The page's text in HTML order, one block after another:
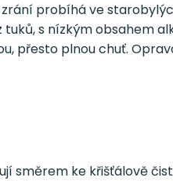
probíhá ve
s nízkým obsahem
přesto plnou chuť.
směrem ke křišťálově